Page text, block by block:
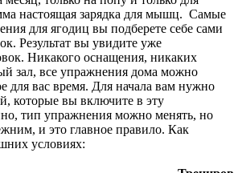
настоящая зарядка для мышц. Самые
для ягодиц вы подберете себе сами
Результат вы увидите уже
Никакого оснащения, никаких
зал, все упражнения дома можно
для вас время. Для начала вам нужно
которые вы включите в эту
тип упражнения можно менять, но
и это главное правило. Как
условиях: